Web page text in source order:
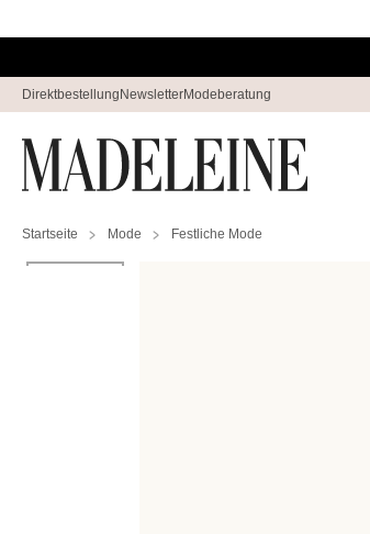
Direktbestellung NewsletterModeberatung
Startseite Mode Festliche Mode